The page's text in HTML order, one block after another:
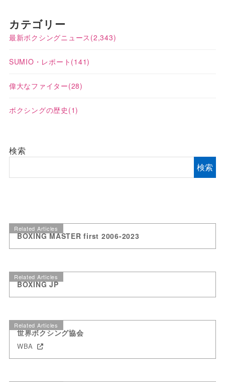
カテゴリー
最新ボクシングニュース (2,343)
SUMIO・レポート (141)
偉大なファイター(28)
ボクシングの歴史 (1)
検索
検索
Related Articles
BOXING MASTER first 2006-2023
Related Articles
BOXING JP
Related Articles
世界ボクシング協会
WBA